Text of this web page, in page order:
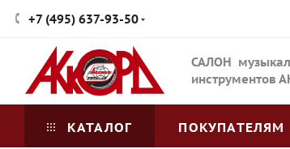
+7 (495) 637-93-50
САЛОН
инструментов
КАТАЛОГ ПОКУПАТЕЛЯМ